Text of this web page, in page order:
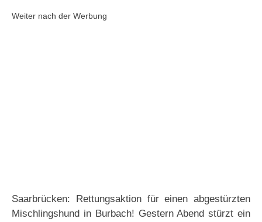
Weiter nach der Werbung
Saarbrücken: Rettungsaktion für einen abgestürzten
Mischlingshund in Burbach! Gestern Abend stürzt ein